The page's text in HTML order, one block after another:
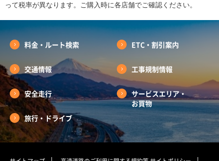
って税率が異なります。ご購入時に各店舗でご確認ください。
料金・ルート検索 ETC・割引案内
交通情報 工事規制情報
安全走行
サービスエリア・
お買物
旅行・ドライブ